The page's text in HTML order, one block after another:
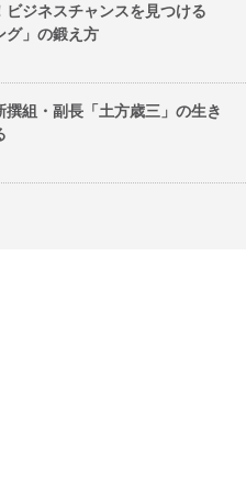
ビジネスチャンスを見つける
グ」の鍛え方
組・副長「土方歳三」の生き